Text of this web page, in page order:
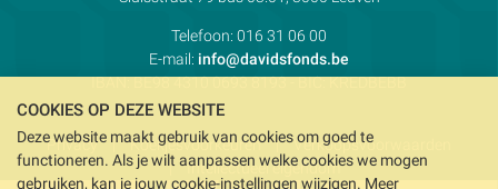
Telefoon: 016 31 06 00
E-mail: info@davidsfonds.be
IBAN:BE98 4310 0693 8193- BIC:KREDBEBB
Privacy Koekjesvoorkeuren
Verkoopsvoorwaarden
Intellectueel eigendom
COOKIES OP DEZE WEBSITE
Deze website maakt gebruik van cookies om goed te
functioneren. Als je wilt aanpassen welke cookies we mogen
gebruiken, kan je jouw cookie-instellingen wijzigen. Meer